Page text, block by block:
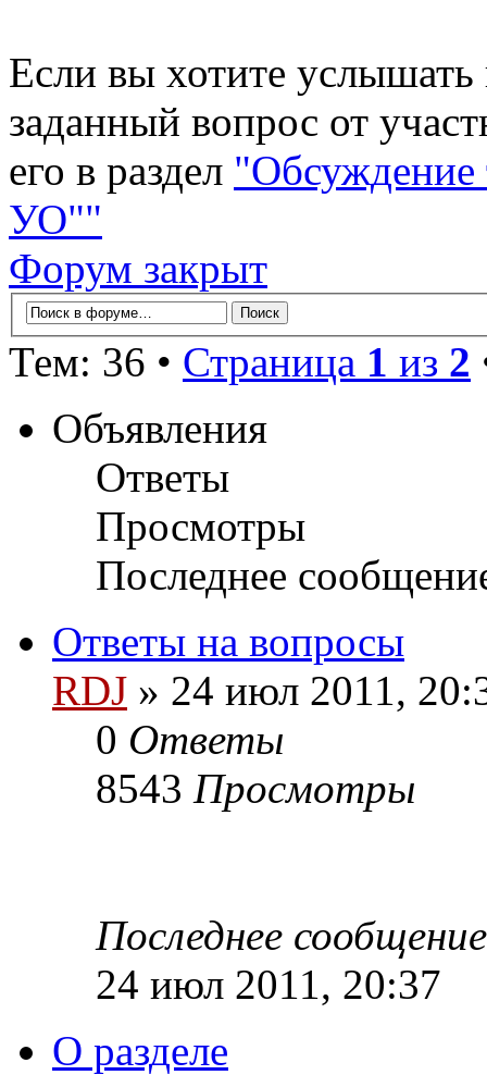
Если вы хотите
заданный вопрос от
его в раздел
УО""
Форум закрыт
Тем: 36 • Страница 1 из 2
Объявления
Ответы
Просмотры
Последнее
Ответы на вопросы
RDJ » 24 июл 2011,
0 Ответы
8543 Просмотры
Последнее
24 июл 2011, 20:37
О разделе